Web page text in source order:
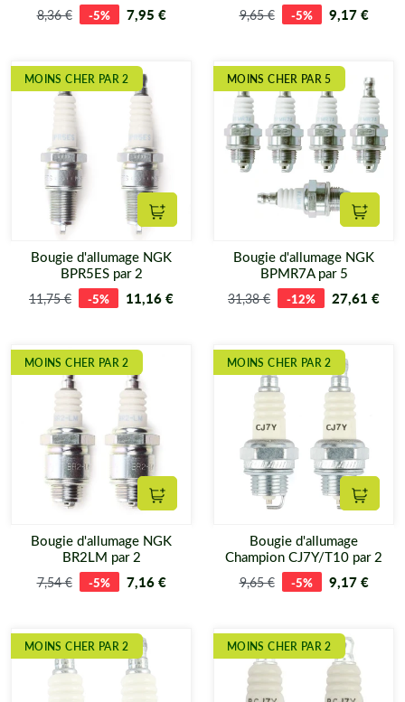
8,36 € -5% 7,95 € 9,65 € -5% 9,17 €
MOINS CHER PAR 2
Ajouter au panier
Bougie d'allumage NGK
BPR5ES par 2
11,75 € -5% 11,16 €
MOINS CHER PAR 5
Bougie d'allumage NGK
BPMR7A par 5
31,38 € -12% 27,61 €
MOINS CHER PAR 2
Ajouter au panier
Bougie d'allumage NGK
BR2LM par 2
7,54 € -5% 7,16 €
MOINS CHER PAR 2
Bougie d'allumage
Champion CJ7Y/T10 par 2
9,65 € -5% 9,17 €
MOINS CHER PAR 2 MOINS CHER PAR 2